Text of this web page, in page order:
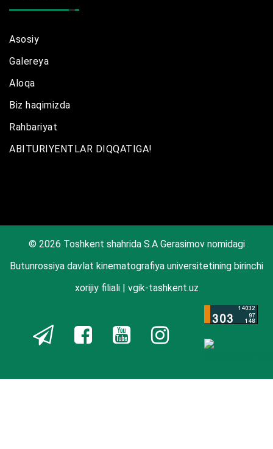
Asosiy
Galereya
Aloqa
Biz haqimizda
Rahbariyat
ABITURIYENTLAR DIQQATIGA!
© 2026 Toshkent shahrida S.A Gerasimov nomidagi
Butunrossiya davlat kinematografiya universitetining birinchi
xorijiy filiali | vgik-tashkent.uz